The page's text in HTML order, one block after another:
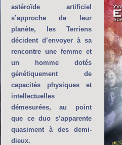
astéroïde artificiel
s’approche de leur
planète, les Terriens
décident d’envoyer à sa
rencontre une femme et
un homme dotés
génétiquement de
capacités physiques et
intellectuelles
démesurées, au point
que ce duo s’apparente
quasiment à des demi-
dieux.